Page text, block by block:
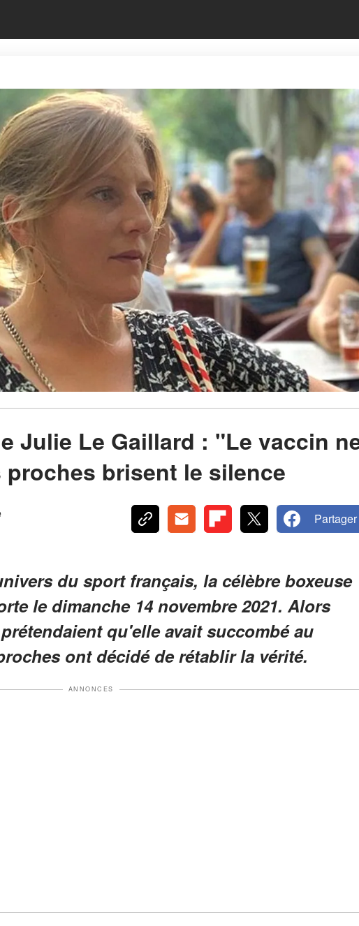
Julie Le Gaillard : "Le vaccin
brisent le silence
Partager
du sport français, la célèbre boxeuse
le dimanche 14 novembre 2021. Alors
qu'elle avait succombé au
ont décidé de rétablir la vérité.
ANNONCES